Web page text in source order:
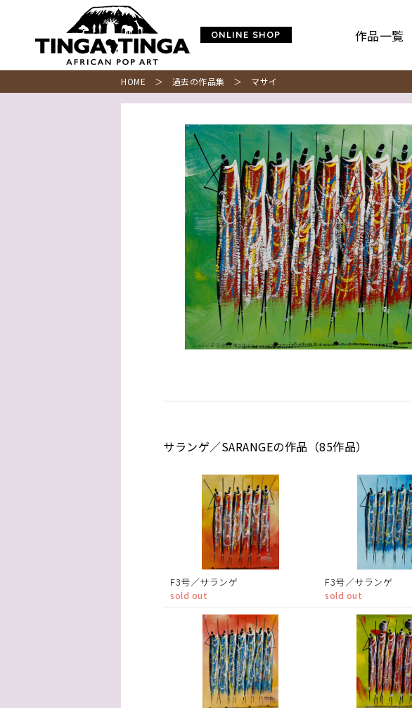
ONLINE SHOP 作品一覧
HOME ＞ 過去の作品集 ＞ マサイ
サランゲ／SARANGEの作品（85作品）
F3号／サランゲ
sold out
F3号／サランゲ
sold out